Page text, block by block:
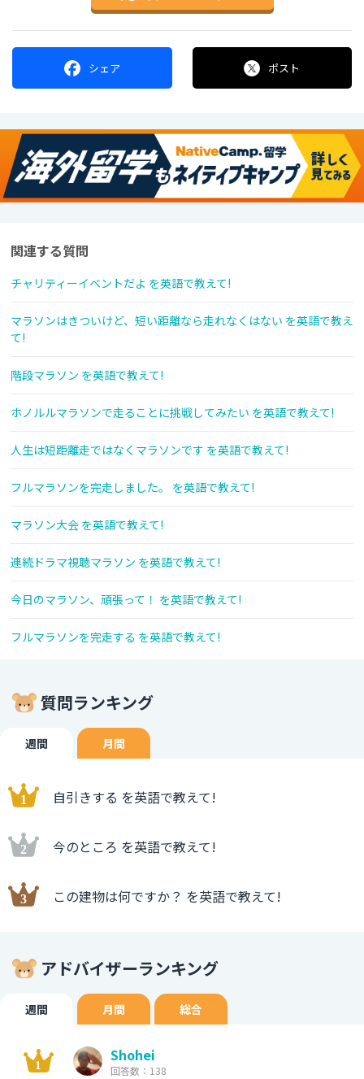
シェア ポスト
関連する質問
チャリティーイベントだよ を英語で教えて!
マラソンはきついけど、短い距離なら走れなくはない を英語で教え
て!
階段マラソン を英語で教えて!
ホノルルマラソンで走ることに挑戦してみたい を英語で教えて!
人生は短距離走ではなくマラソンです を英語で教えて!
フルマラソンを完走しました。 を英語で教えて!
マラソン大会 を英語で教えて!
連続ドラマ視聴マラソン を英語で教えて!
今日のマラソン、頑張って！ を英語で教えて!
フルマラソンを完走する を英語で教えて!
質問ランキング
週間 月間
自引きする を英語で教えて!
今のところ を英語で教えて!
この建物は何ですか？ を英語で教えて!
アドバイザーランキング
週間 月間 総合
Shohei
回答数：138